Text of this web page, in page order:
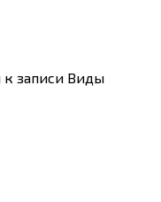
к записи Виды